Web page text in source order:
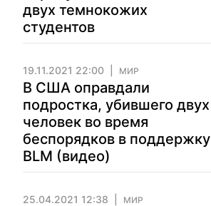
двух темнокожих
студентов
19.11.2021 22:00 МИР
В США оправдали
подростка, убившего двух
человек во время
беспорядков в поддержку
BLM (видео)
25.04.2021 12:38 МИР